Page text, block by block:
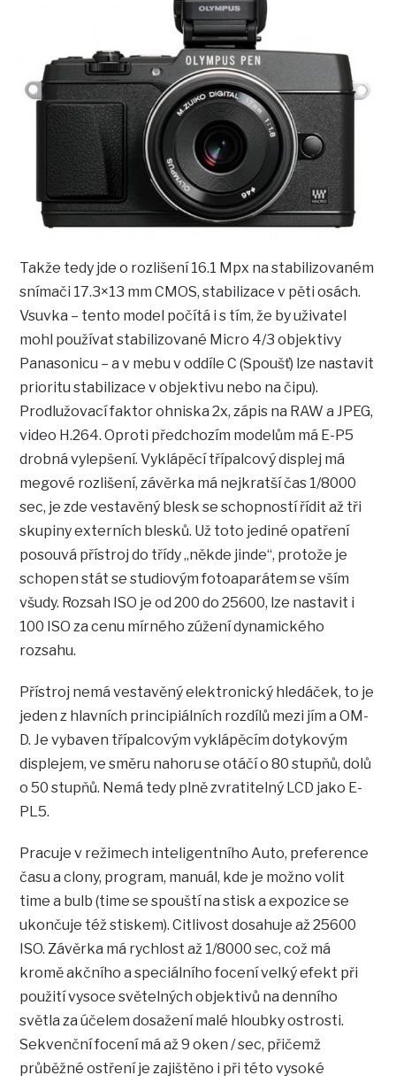
Takže tedy jde o rozlišení 16.1 Mpx na stabilizovaném
snímači 17.3×13 mm CMOS, stabilizace v pěti osách.
Vsuvka – tento model počítá i s tím, že by uživatel
mohl používat stabilizované Micro 4/3 objektivy
Panasonicu – a v mebu v oddíle C (Spoušť) lze nastavit
prioritu stabilizace v objektivu nebo na čipu).
Prodlužovací faktor ohniska 2x, zápis na RAW a JPEG,
video H.264. Oproti předchozím modelům má E-P5
drobná vylepšení. Vyklápěcí třípalcový displej má
megové rozlišení, závěrka má nejkratší čas 1/8000
sec, je zde vestavěný blesk se schopností řídit až tři
skupiny externích blesků. Už toto jediné opatření
posouvá přístroj do třídy „někde jinde“, protože je
schopen stát se studiovým fotoaparátem se vším
všudy. Rozsah ISO je od 200 do 25600, lze nastavit i
100 ISO za cenu mírného zúžení dynamického
rozsahu.
Přístroj nemá vestavěný elektronický hledáček, to je
jeden z hlavních principiálních rozdílů mezi jím a OM-
D. Je vybaven třípalcovým vyklápěcím dotykovým
displejem, ve směru nahoru se otáčí o 80 stupňů, dolů
o 50 stupňů. Nemá tedy plně zvratitelný LCD jako E-
PL5.
Pracuje v režimech inteligentního Auto, preference
času a clony, program, manuál, kde je možno volit
time a bulb (time se spouští na stisk a expozice se
ukončuje též stiskem). Citlivost dosahuje až 25600
ISO. Závěrka má rychlost až 1/8000 sec, což má
kromě akčního a speciálního focení velký efekt při
použití vysoce světelných objektivů na denního
světla za účelem dosažení malé hloubky ostrosti.
Sekvenční focení má až 9 oken / sec, přičemž
průběžné ostření je zajištěno i při této vysoké